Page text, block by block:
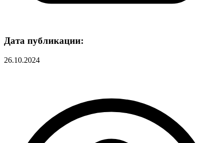
Дата публикации:
26.10.2024